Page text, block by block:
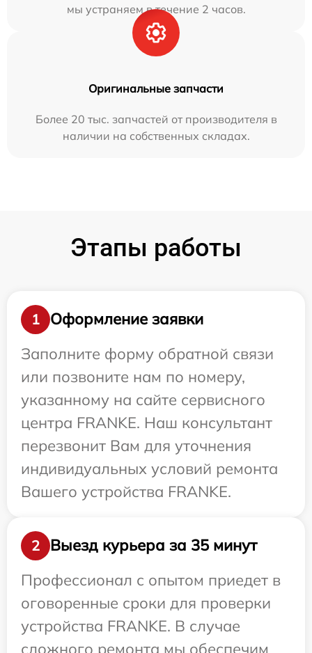
мы устраняем в течение 2 часов.
Оригинальные запчасти
Более 20 тыс. запчастей от производителя в
наличии на собственных складах.
Этапы работы
1
Оформление заявки
Заполните форму обратной связи
или позвоните нам по номеру,
указанному на сайте сервисного
центра FRANKE. Наш консультант
перезвонит Вам для уточнения
индивидуальных условий ремонта
Вашего устройства FRANKE.
2
Выезд курьера за 35 минут
Профессионал с опытом приедет в
оговоренные сроки для проверки
устройства FRANKE. В случае
сложного ремонта мы обеспечим